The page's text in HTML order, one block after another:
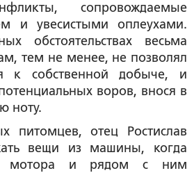
сопровождаемые
и увесистыми оплеухами.
обстоятельствах весьма
тем не менее, не позволял
к собственной добыче, и
воров, внося в
ноту.
питомцев, отец Ростислав
вещи из машины, когда
мотора и рядом с ним